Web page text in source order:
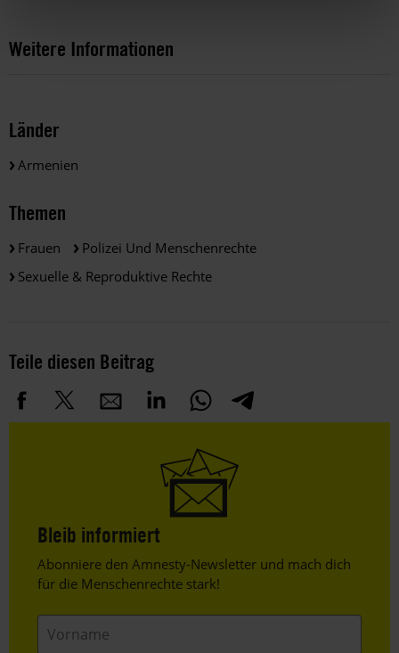
Weitere Informationen
Länder
Armenien
Themen
Frauen
Polizei Und Menschenrechte
Sexuelle & Reproduktive Rechte
Teile diesen Beitrag
Bleib informiert
Header
Text
Abonniere den Amnesty-Newsletter und mach dich
für die Menschenrechte stark!